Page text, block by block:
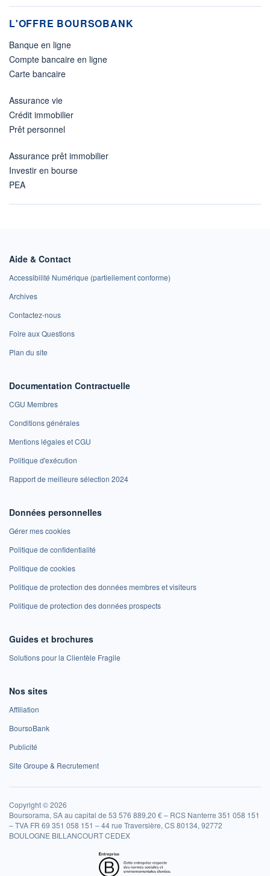
L'OFFRE BOURSOBANK
Banque en ligne
Compte bancaire en ligne
Carte bancaire
Assurance vie
Crédit immobilier
Prêt personnel
Assurance prêt immobilier
Investir en bourse
PEA
Aide & Contact
Accessibilité Numérique (partiellement conforme)
Archives
Contactez-nous
Foire aux Questions
Plan du site
Documentation Contractuelle
CGU Membres
Conditions générales
Mentions légales et CGU
Politique d'exécution
Rapport de meilleure sélection 2024
Données personnelles
Gérer mes cookies
Politique de confidentialité
Politique de cookies
Politique de protection des données membres et visiteurs
Politique de protection des données prospects
Guides et brochures
Solutions pour la Clientèle Fragile
Nos sites
Affiliation
BoursoBank
Publicité
Site Groupe & Recrutement
Copyright © 2026
Boursorama, SA au capital de 53 576 889,20 € – RCS Nanterre 351 058 151
– TVA FR 69 351 058 151 – 44 rue Traversière, CS 80134, 92772
BOULOGNE BILLANCOURT CEDEX